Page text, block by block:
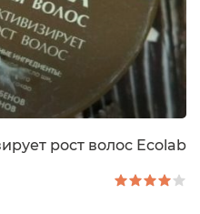
рост волос Ecolab